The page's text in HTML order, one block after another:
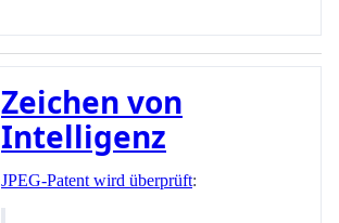
Zeichen von
Intelligenz
JPEG-Patent wird überprüft: